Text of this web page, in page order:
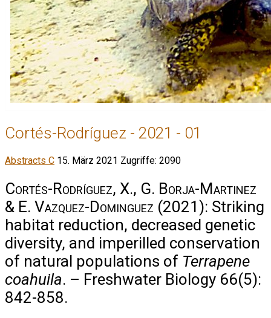
Cortés-Rodríguez - 2021 - 01
Abstracts C 15. März 2021 Zugriffe: 2090
Cortés-Rodríguez, X., G. Borja-Martinez
& E. Vazquez-Dominguez (2021): Striking
habitat reduction, decreased genetic
diversity, and imperilled conservation
of natural populations of Terrapene
coahuila. – Freshwater Biology 66(5):
842-858.